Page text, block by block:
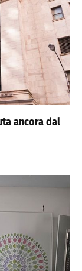
ancora dal